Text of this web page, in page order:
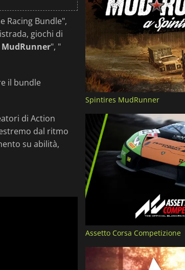
Racing Bundle",
giochi di
MudRunner", "
il bundle
di Action
dal ritmo
su abilità,
Spintires MudRunner
Assetto Corsa Competizione